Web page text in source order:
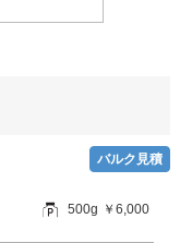
バルク見積
500g ￥6,000